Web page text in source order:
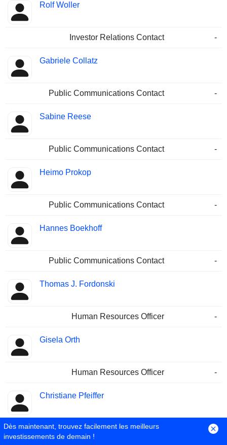
Rolf Woller
Investor Relations Contact -
Gabriele Collatz
Public Communications Contact -
Sabine Reese
Public Communications Contact -
Heimo Prokop
Public Communications Contact -
Hannes Boekhoff
Public Communications Contact -
Thomas J. Fordonski
Human Resources Officer -
Gisela Orth
Human Resources Officer -
Christiane Pfeiffer
Public Communications Contact
-
Dès maintenant, trouvez facilement les meilleurs
investissements de demain !